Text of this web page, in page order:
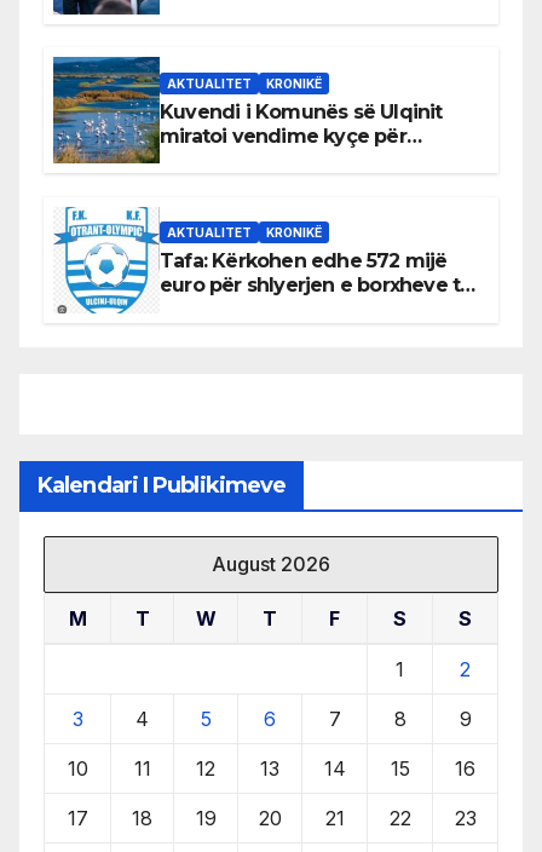
AKTUALITET KRONIKË
Kuvendi i Komunës së Ulqinit
miratoi vendime kyçe për
AKTUALITET KRONIKË
Tafa: Kërkohen edhe 572 mijë
euro për shlyerjen e borxheve të
Kalendari I Publikimeve
August 2026
M T W T F S S
1 2
3 4 5 6 7 8 9
10 11 12 13 14 15 16
17 18 19 20 21 22 23